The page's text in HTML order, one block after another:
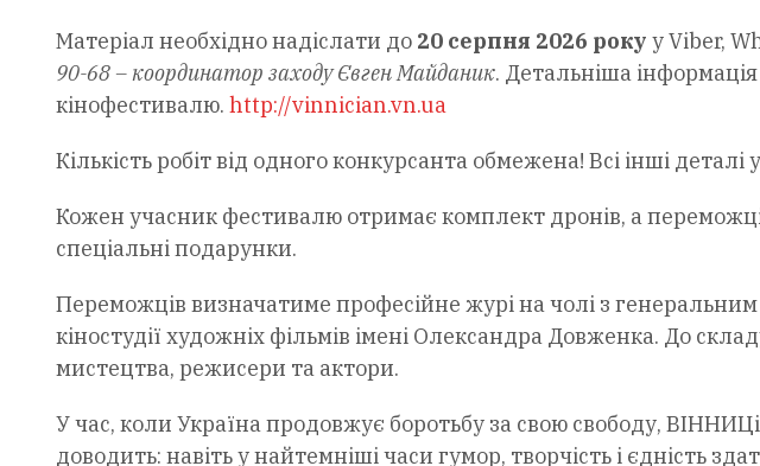
Матеріал необхідно надіслати до 20 серпня 2026 року у Viber,
90-68 – координатор заходу Євген Майданик. Детальніша
кінофестивалю. http://vinnician.vn.ua
Кількість робіт від одного конкурсанта обмежена! Всі інші деталі
Кожен учасник фестивалю отримає комплект дронів, а
спеціальні подарунки.
Переможців визначатиме професійне журі на чолі з
кіностудії художніх фільмів імені Олександра Довженка. До
мистецтва, режисери та актори.
У час, коли Україна продовжує боротьбу за свою свободу,
доводить: навіть у найтемніші часи гумор, творчість і єдність